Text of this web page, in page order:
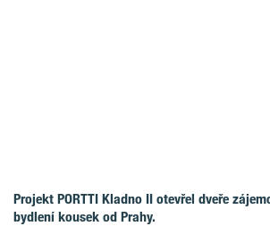
Projekt PORTTI Kladno II otevřel dveře
bydlení kousek od Prahy.